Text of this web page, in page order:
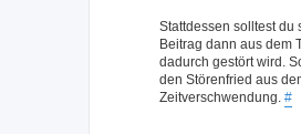
Stattdessen solltest du
Beitrag dann aus dem
dadurch gestört wird.
den Störenfried aus
Zeitverschwendung. #